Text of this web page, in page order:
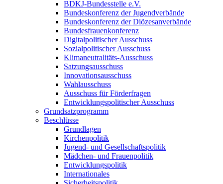
BDKJ-Bundesstelle e.V.
Bundeskonferenz der Jugendverbände
Bundeskonferenz der Diözesanverbände
Bundesfrauenkonferenz
Digitalpolitischer Ausschuss
Sozialpolitischer Ausschuss
Klimaneutralitäts-Ausschuss
Satzungsausschuss
Innovationsausschuss
Wahlausschuss
Ausschuss für Förderfragen
Entwicklungspolitischer Ausschuss
Grundsatzprogramm
Beschlüsse
Grundlagen
Kirchenpolitik
Jugend- und Gesellschaftspolitik
Mädchen- und Frauenpolitik
Entwicklungspolitik
Internationales